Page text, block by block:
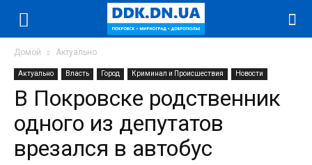
Домой Актуально
Актуально Власть Город Криминал и Происшествия Новости
В Покровске родственник
одного из депутатов
врезался в автобус